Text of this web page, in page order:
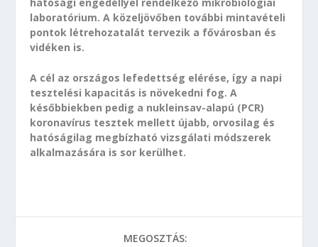
laboratórium. A közeljövőben további mintavételi
pontok létrehozatalát tervezik a fővárosban és
vidéken is.
A cél az országos lefedettség elérése, így a napi
tesztelési kapacitás is növekedni fog. A
későbbiekben pedig a nukleinsav-alapú (PCR)
koronavírus tesztek mellett újabb, orvosilag és
hatóságilag megbízható vizsgálati módszerek
alkalmazására is sor kerülhet.
MEGOSZTÁS: